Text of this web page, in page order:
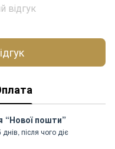
відгук
“Нової пошти”
після чого діє